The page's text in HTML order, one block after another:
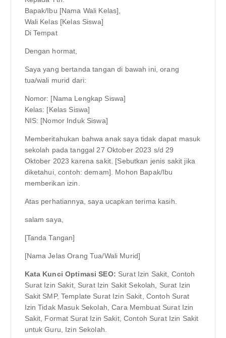
Bapak/Ibu [Nama Wali Kelas],
Wali Kelas [Kelas Siswa]
Di Tempat
Dengan hormat,
Saya yang bertanda tangan di bawah ini, orang
tua/wali murid dari:
Nomor: [Nama Lengkap Siswa]
Kelas: [Kelas Siswa]
NIS: [Nomor Induk Siswa]
Memberitahukan bahwa anak saya tidak dapat masuk
sekolah pada tanggal 27 Oktober 2023 s/d 29
Oktober 2023 karena sakit. [Sebutkan jenis sakit jika
diketahui, contoh: demam]. Mohon Bapak/Ibu
memberikan izin.
Atas perhatiannya, saya ucapkan terima kasih.
salam saya,
[Tanda Tangan]
[Nama Jelas Orang Tua/Wali Murid]
Kata Kunci Optimasi SEO: Surat Izin Sakit, Contoh
Surat Izin Sakit, Surat Izin Sakit Sekolah, Surat Izin
Sakit SMP, Template Surat Izin Sakit, Contoh Surat
Izin Tidak Masuk Sekolah, Cara Membuat Surat Izin
Sakit, Format Surat Izin Sakit, Contoh Surat Izin Sakit
untuk Guru, Izin Sekolah.